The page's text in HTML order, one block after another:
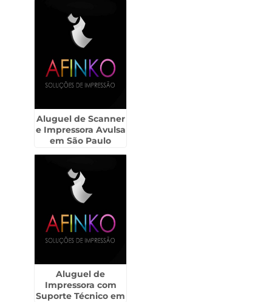
Aluguel de Scanner
e Impressora Avulsa
em São Paulo
Aluguel de
Impressora com
Suporte Técnico em